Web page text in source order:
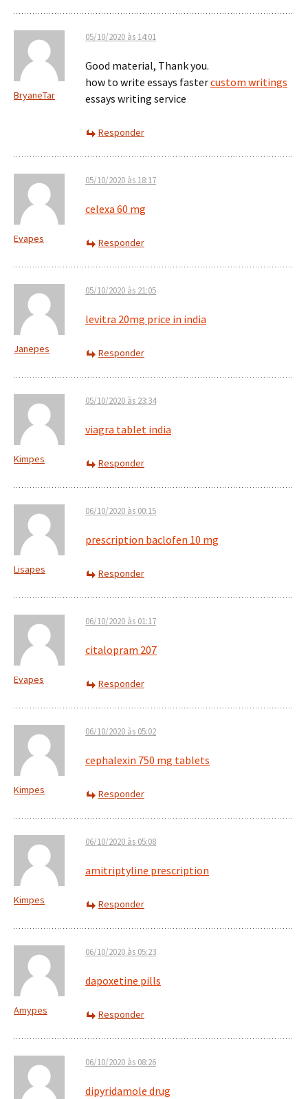
BryaneTar
05/10/2020 às 14:01
Good material, Thank you.
how to write essays fastercustom writings
essays writing service
Responder
Evapes
05/10/2020 às 18:17
celexa 60 mg
Responder
Janepes
05/10/2020 às 21:05
levitra 20mg price in india
Responder
Kimpes
05/10/2020 às 23:34
viagra tablet india
Responder
Lisapes
06/10/2020 às 00:15
prescription baclofen 10 mg
Responder
Evapes
06/10/2020 às 01:17
citalopram 207
Responder
Kimpes
06/10/2020 às 05:02
cephalexin 750 mg tablets
Responder
Kimpes
06/10/2020 às 05:08
amitriptyline prescription
Responder
Amypes
06/10/2020 às 05:23
dapoxetine pills
Responder
06/10/2020 às 08:26
dipyridamole drug